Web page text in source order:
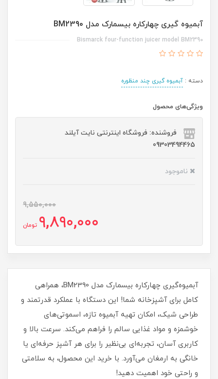
آبمیوه گیری چهارکاره بیسمارک مدل BM2390
Bismarck four-function juicer model BM2390
دسته : آبمیوه گیری چند منظوره
ویژگی‌های محصول
فروشنده: فروشگاه اینترنتی نایت آیلند
09303494465
ناموجود
9,550,000
9,890,000 تومان
آبمیوه‌گیری چهارکاره بیسمارک مدل BM2390، همراهی
کامل برای آشپزخانه شما! این دستگاه با عملکرد قدرتمند و
طراحی شیک، امکان تهیه آبمیوه تازه، اسموتی‌های
خوشمزه و مواد غذایی سالم را فراهم می‌کند. سرعت بالا و
کاربری آسان، تجربه‌ای بی‌نظیر را برای هر آشپز حرفه‌ای یا
خانگی به ارمغان می‌آورد. با خرید این محصول، به سلامتی
و راحتی خود اهمیت دهید!